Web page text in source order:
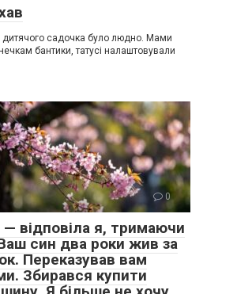
дитячого садочка було людно. Мами
бантики, татусі налаштовували
0
відповіла я, тримаючи
син два роки жив за
Переказував вам
Збирався купити